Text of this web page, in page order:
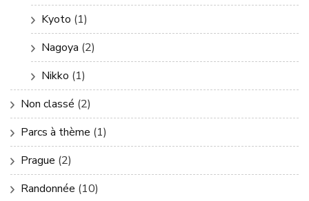
Kyoto (1)
Nagoya (2)
Nikko (1)
Non classé (2)
Parcs à thème (1)
Prague (2)
Randonnée (10)